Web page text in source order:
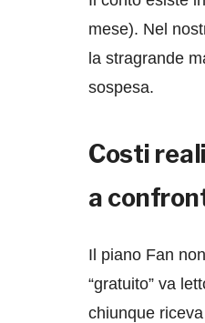
mese). Nel
la stragrande
sospesa.
Costi
a
Il piano Fan
“gratuito” va
chiunque